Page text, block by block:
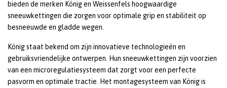
bieden de merken König en Weissenfels hoogwaardige
sneeuwkettingen die zorgen voor optimale grip en stabiliteit op
besneeuwde en gladde wegen.
König staat bekend om zijn innovatieve technologieën en
gebruiksvriendelijke ontwerpen. Hun sneeuwkettingen zijn voorzien
van een microregulatiesysteem dat zorgt voor een perfecte
pasvorm en optimale tractie. Het montagesysteem van König is